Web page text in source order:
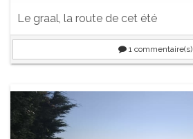
Le graal, la route de cet été
1 commentaire(s)